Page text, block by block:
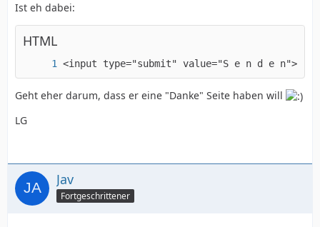
Ist eh dabei:
HTML
<input type="submit" value="S e n d e n">
Geht eher darum, dass er eine "Danke" Seite haben will
LG
Jav
Fortgeschrittener